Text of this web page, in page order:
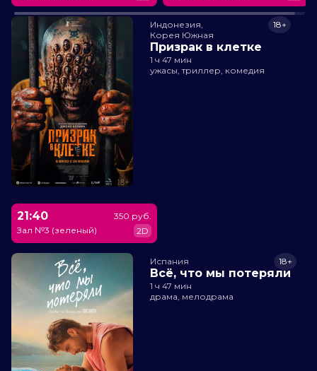
Индонезия,
Корея Южная
Призрак в клетке
18+
1 ч 47 мин
ужасы, триллер, комедия
21:40
Зал №3 (зеленый)
350 руб.
2D
Испания
Всё, что мы потеряли
18+
1 ч 47 мин
драма, мелодрама